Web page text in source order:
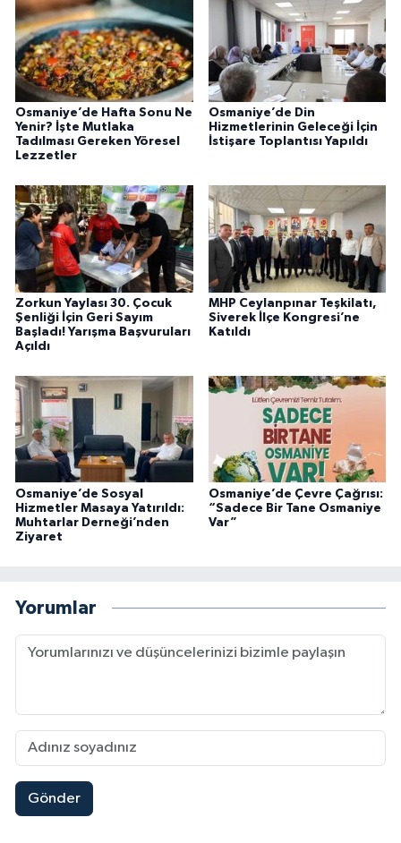
Osmaniye’de Hafta Sonu Ne
Yenir? İşte Mutlaka
Tadılması Gereken Yöresel
Lezzetler
Osmaniye’de Din
Hizmetlerinin Geleceği İçin
İstişare Toplantısı Yapıldı
Zorkun Yaylası 30. Çocuk
Şenliği İçin Geri Sayım
Başladı! Yarışma Başvuruları
Açıldı
MHP Ceylanpınar Teşkilatı,
Siverek İlçe Kongresi’ne
Katıldı
Osmaniye’de Sosyal
Hizmetler Masaya Yatırıldı:
Muhtarlar Derneği’nden
Ziyaret
Osmaniye’de Çevre Çağrısı:
“Sadece Bir Tane Osmaniye
Var”
Yorumlar
Gönder